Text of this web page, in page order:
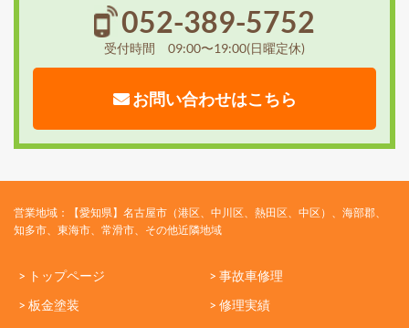
052-389-5752
受付時間 09:00〜19:00(日曜定休)
お問い合わせはこちら
営業地域：【愛知県】名古屋市（港区、中川区、熱田区、中区）、海部郡、
知多市、東海市、常滑市、その他近隣地域
> トップページ
> 事故車修理
> 板金塗装
> 修理実績